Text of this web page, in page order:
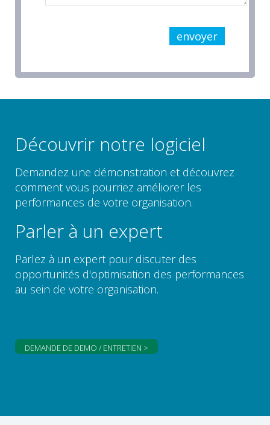
envoyer
Découvrir notre logiciel
Demandez une démonstration et découvrez
comment vous pourriez améliorer les
performances de votre organisation.
Parler à un expert
Parlez à un expert pour discuter des
opportunités d'optimisation des performances
au sein de votre organisation.
DEMANDE DE DEMO / ENTRETIEN >